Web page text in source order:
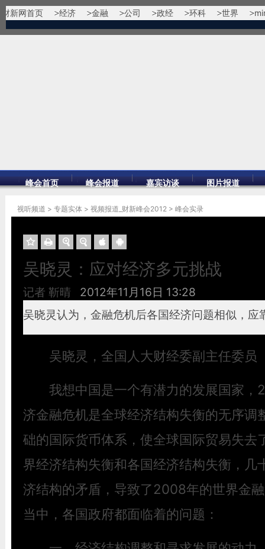
财新网首页 经济 金融 公司 政经 环科 世界
峰会首页 峰会报道 嘉宾访谈 图片报道
视听频道 > 专题实体 > 视频报道_财新峰会2012 > 峰会实录
吴晓灵：应对经济多元挑战
记者 靳晴
2012年11月16日 13:28
吴晓灵认为，金融危机后各国经济问题相似，应
吴晓灵，全国人大财经委副主任委员
我想中国是一个有潜力的发展国家，
济金融危机是全球经济结构失衡的无序调
础的国际货币体系，使全球国际贸易失去
界经济结构失衡和各国经济结构失衡，几
济结构的矛盾，导致了2008年的世界金
当中，各国政府都面临着的问题：